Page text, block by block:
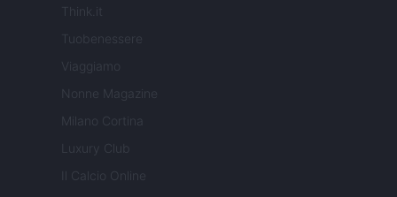
Think.it
Tuobenessere
Viaggiamo
Nonne Magazine
Milano Cortina
Luxury Club
Il Calcio Online